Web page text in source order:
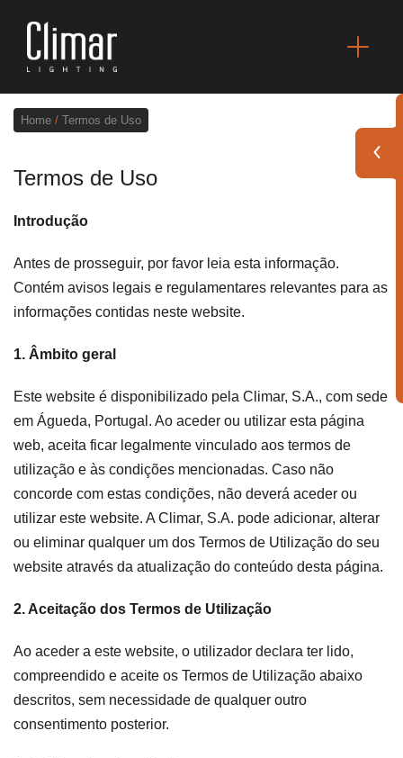
Brochuras
BOYA OUT Shapes
Soluções Acústicas
Melhores Projetos
Catálogos
Essence [PT/EN]
Hospitality [EN]
Hospitality [PT]
Geral [EN/FR]
Home / Termos de Uso
Termos de Uso
Introdução
Antes de prosseguir, por favor leia esta informação.
Contém avisos legais e regulamentares relevantes para as
informações contidas neste website.
1. Âmbito geral
Este website é disponibilizado pela Climar, S.A., com sede
em Águeda, Portugal. Ao aceder ou utilizar esta página
web, aceita ficar legalmente vinculado aos termos de
utilização e às condições mencionadas. Caso não
concorde com estas condições, não deverá aceder ou
utilizar este website. A Climar, S.A. pode adicionar, alterar
ou eliminar qualquer um dos Termos de Utilização do seu
website através da atualização do conteúdo desta página.
2. Aceitação dos Termos de Utilização
Ao aceder a este website, o utilizador declara ter lido,
compreendido e aceite os Termos de Utilização abaixo
descritos, sem necessidade de qualquer outro
consentimento posterior.